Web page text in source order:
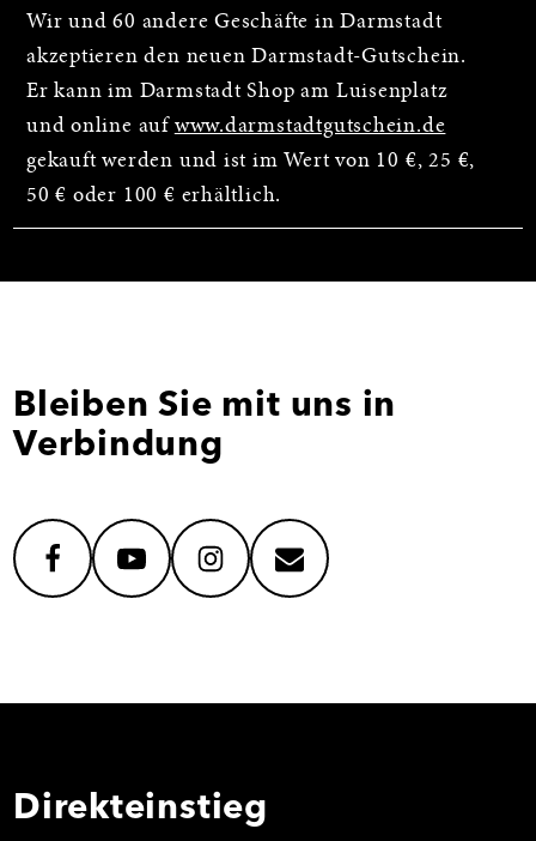
Wir und 60 andere Geschäfte in Darmstadt
akzeptieren den neuen Darmstadt-Gutschein.
Er kann im Darmstadt Shop am Luisenplatz
und online auf www.darmstadtgutschein.de
gekauft werden und ist im Wert von 10 €, 25 €,
50 € oder 100 € erhältlich.
Bleiben Sie mit uns in
Verbindung
facebookyoutubeinstagrammail
Direkteinstieg